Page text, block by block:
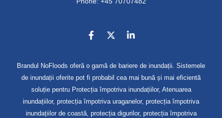
Brandul NoFloods oferă o gamă de bariere de inundații. Sistemele
de inundații oferite pot fi probabil cea mai bună și mai eficientă
soluție pentru Protecția împotriva inundațiilor, Atenuarea
inundațiilor, protecția împotriva uraganelor, protecția împotriva
inundațiilor de coastă, protecția digurilor, protecția împotriva